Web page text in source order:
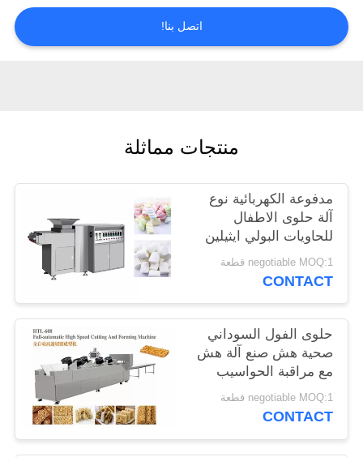
اقتباس
POLICY
اتصل بنا!
منتجات مماثلة
مدفوعة الكهربائية نوع
آلة حلوى الاطفال
للحاويات البولي ايثيلين
negotiable MOQ:1 قطعة
CONTACT
حلوى الفول السوداني
صحية هش صنع آلة هش
مع مراقبة الحواسيب
الصغيرة
negotiable MOQ:1 قطعة
CONTACT